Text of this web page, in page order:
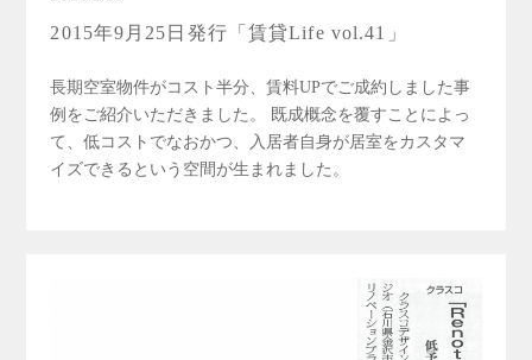
2015年9月25日発行「賃貸Life vol.41」
長期空室物件がコスト半分、賃料UPでご成約しました事
例をご紹介いただきました。 既成概念を覆すことによっ
て、低コストでなおかつ、入居者自身が居室をカスタマ
イズできるという空間が生まれました。